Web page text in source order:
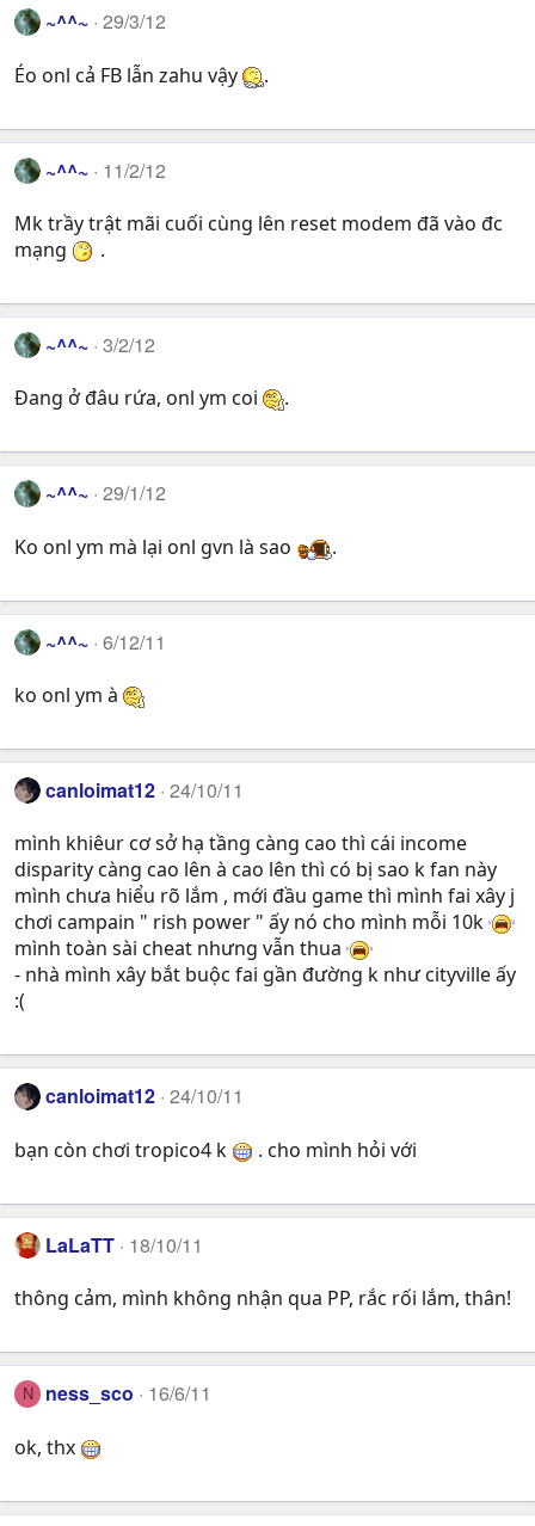
~^^~ 29/3/12
Éo onl cả FB lẫn zahu vậy .
~^^~ 11/2/12
Mk trầy trật mãi cuối cùng lên reset modem đã vào đc
mạng
.
~^^~ 3/2/12
Đang ở đâu rứa, onl ym coi .
~^^~ 29/1/12
Ko onl ym mà lại onl gvn là sao .
~^^~ 6/12/11
ko onl ym à
canloimat12 24/10/11
mình khiêur cơ sở hạ tầng càng cao thì cái income
disparity càng cao lên à cao lên thì có bị sao k fan này
mình chưa hiểu rõ lắm , mới đầu game thì mình fai xây j
chơi campain " rish power " ấy nó cho mình mỗi 10k
mình toàn sài cheat nhưng vẫn thua
- nhà mình xây bắt buộc fai gần đường k như cityville ấy
:(
canloimat12 24/10/11
bạn còn chơi tropico4 k . cho mình hỏi với
LaLaTT 18/10/11
thông cảm, mình không nhận qua PP, rắc rối lắm, thân!
N ness_sco 16/6/11
ok, thx